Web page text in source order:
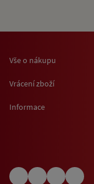
Vše o nákupu
Osobní odběr zboží
(EN) Shipping abroad
Vrácení zboží
Informace
Návštěvní (provozní) řády